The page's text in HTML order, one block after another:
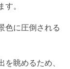
。
色に圧倒される
眺めるため、